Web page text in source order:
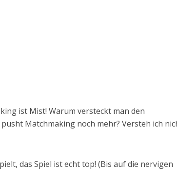
ist Mist! Warum versteckt man den
Matchmaking noch mehr? Versteh ich
das Spiel ist echt top! (Bis auf die nervigen